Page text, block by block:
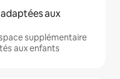
aux
supplémentaire
aux enfants